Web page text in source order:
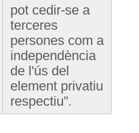
pot cedir-se a
terceres
persones com a
independència
de l'ús del
element privatiu
respectiu”.